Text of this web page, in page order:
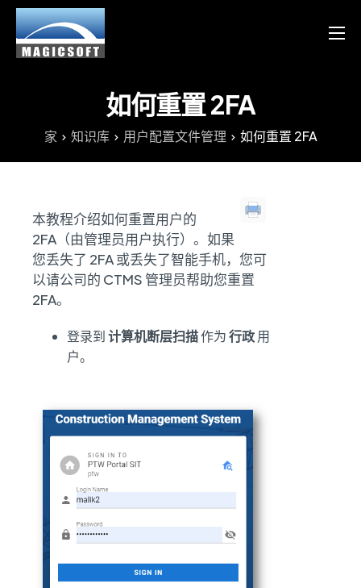
产品
博客
资源
English
如何重置 2FA
家 知识库 用户配置文件管理 如何重置 2FA
本教程介绍如何重置用户的
2FA（由管理员用户执行）。如果
您丢失了 2FA 或丢失了智能手机，您可
以请公司的 CTMS 管理员帮助您重置
2FA。
登录到计算机断层扫描作为行政用
户。